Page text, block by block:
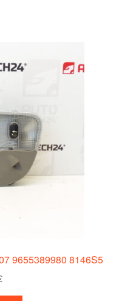
9655389980 8146S5